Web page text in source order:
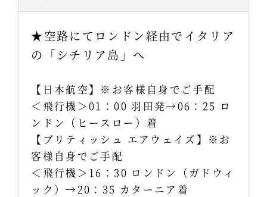
★空路にてロンドン経由でイタリア
の「シチリア島」へ
【日本航空】※お客様自身でご手配
＜飛行機＞01：00 羽田発→06：25 ロ
ンドン（ヒースロー）着
【ブリティッシュ エアウェイズ】※お
客様自身でご手配
＜飛行機＞16：30 ロンドン（ガドウィ
ック）→20：35 カターニア着